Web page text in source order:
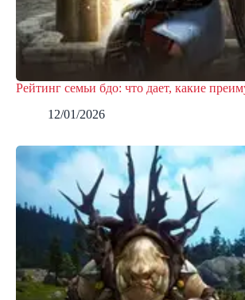
Рейтинг семьи бдо: что дает, какие
12/01/2026